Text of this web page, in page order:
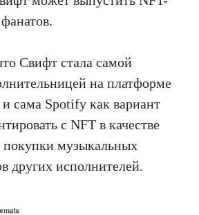
Свифт стала самой
на платформе
сама Spotify как вариант
с NFT в качестве
покупки музыкальных
других исполнителей.